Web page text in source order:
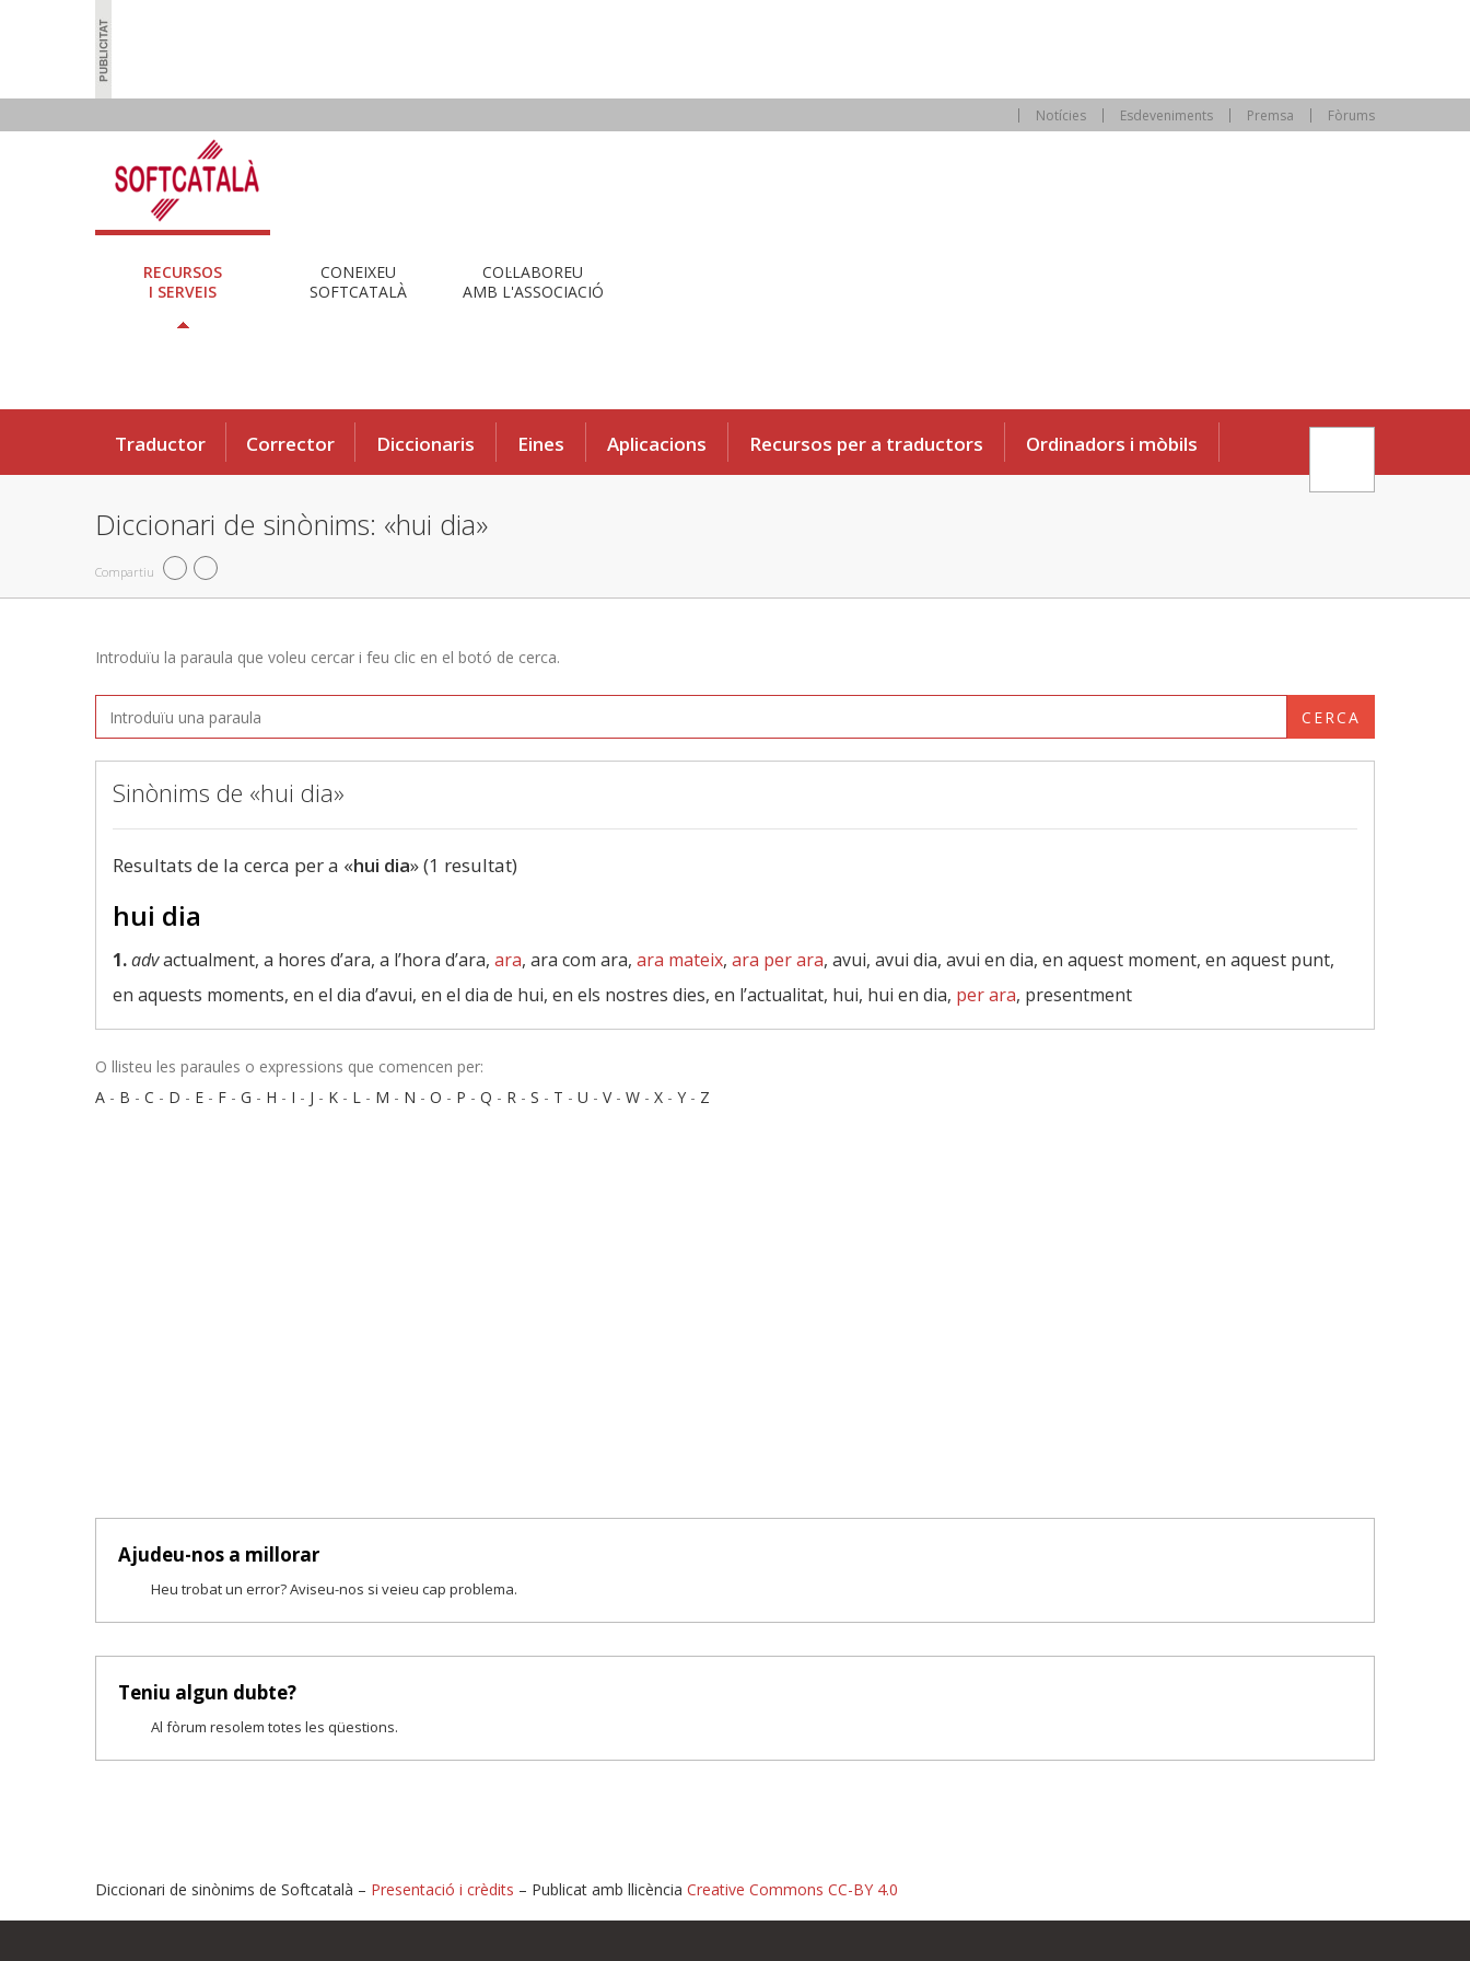
Notícies Esdeveniments Premsa Fòrums
RECURSOS
I SERVEIS
CONEIXEU
SOFTCATALÀ
COL·LABOREU
AMB L'ASSOCIACIÓ
Traductor Corrector Diccionaris Eines Aplicacions Recursos per a traductors Ordinadors i mòbils
Diccionari de sinònims: «hui dia»
Compartiu
Introduïu la paraula que voleu cercar i feu clic en el botó de cerca.
CERCA
Sinònims de «hui dia»
Resultats de la cerca per a «hui dia» (1 resultat)
hui dia
1.advactualment, a hores d’ara, a l’hora d’ara, ara, ara com ara, ara mateix, ara per ara, avui, avui dia, avui en dia, en aquest moment, en aquest punt,
en aquests moments, en el dia d’avui, en el dia de hui, en els nostres dies, en l’actualitat, hui, hui en dia, per ara, presentment
O llisteu les paraules o expressions que comencen per:
A - B - C - D - E - F - G - H - I - J - K - L - M - N - O - P - Q - R - S - T - U - V- W - X - Y - Z
Ajudeu-nos a millorar
Heu trobat un error? Aviseu-nos si veieu cap problema.
Teniu algun dubte?
Al fòrum resolem totes les qüestions.
Diccionari de sinònims de Softcatalà – Presentació i crèdits – Publicat amb llicència Creative Commons CC-BY 4.0